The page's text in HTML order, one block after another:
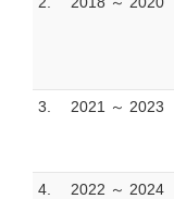
3. 2021 ～ 2023
4. 2022 ～ 2024